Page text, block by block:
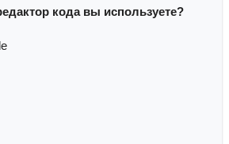
кода вы используете?